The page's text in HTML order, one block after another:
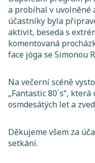
a probíhal v uvolněné
účastníky byla
aktivit, beseda s
komentovaná
face jóga se Simonou
Na večerní scéně
„Fantastic 80´s“,
osmdesátých let a
Děkujeme všem za
setkání.